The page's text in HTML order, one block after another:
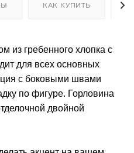
КАК КУПИТЬ
из гребенного хлопка с
для всех основных
с боковыми швами
по фигуре. Горловина
двойной